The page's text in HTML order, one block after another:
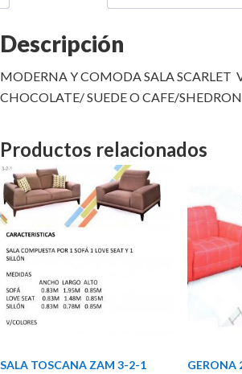
Descripción
MODERNA Y COMODA SALA SCARLET
CHOCOLATE/ SUEDE O CAFE/SHEDRON
Productos relacionados
SALA TOSCANA ZAM 3-2-1
GERONA